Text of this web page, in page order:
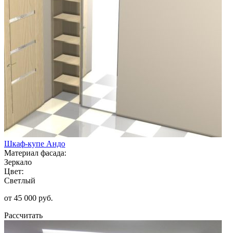
Шкаф-купе Андо
Материал фасада:
Зеркало
Цвет:
Светлый
от 45 000 руб.
Рассчитать